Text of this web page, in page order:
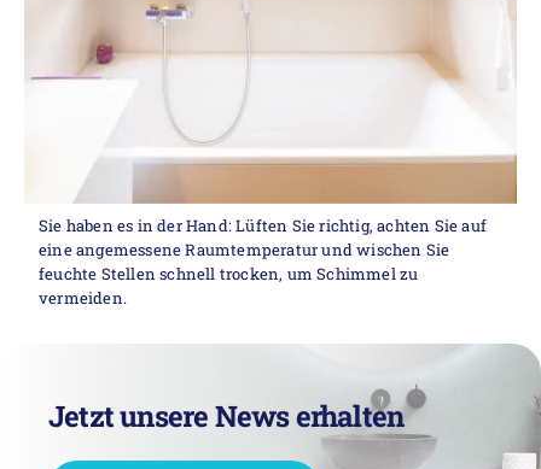
Sie haben es in der Hand: Lüften Sie richtig, achten Sie auf
eine angemessene Raumtemperatur und wischen Sie
feuchte Stellen schnell trocken, um Schimmel zu
vermeiden.
Jetzt unsere News erhalten